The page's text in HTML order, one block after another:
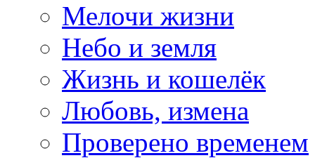
Мелочи жизни
Небо и земля
Жизнь и кошелёк
Любовь, измена
Проверено временем